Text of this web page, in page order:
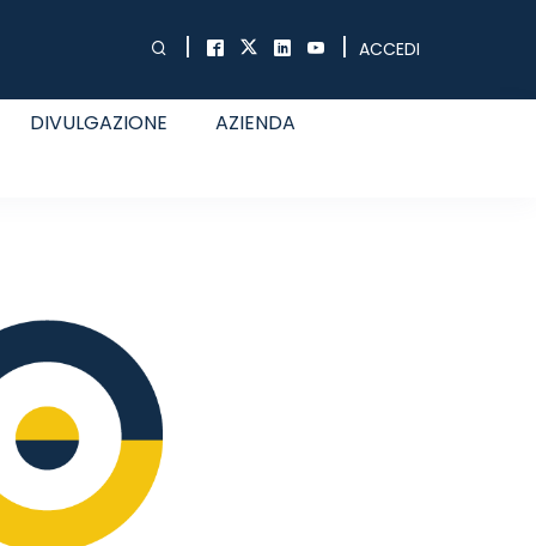
| | ACCEDI
DIVULGAZIONE AZIENDA